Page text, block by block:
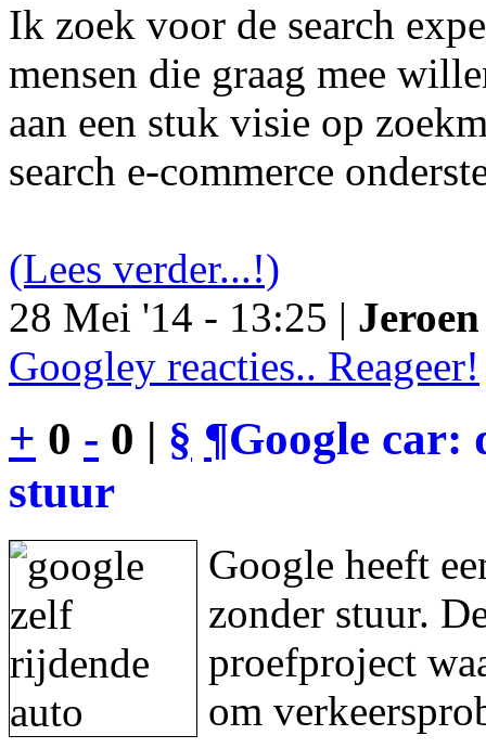
Ik zoek voor de search
mensen die graag mee
aan een stuk visie op
search e-commerce
(Lees verder...!)
28 Mei '14 - 13:25 |
Googley reacties.. Reageer!
+ 0 - 0 | § ¶Google car:
stuur
Google heeft
zonder stuur.
proefproject
om